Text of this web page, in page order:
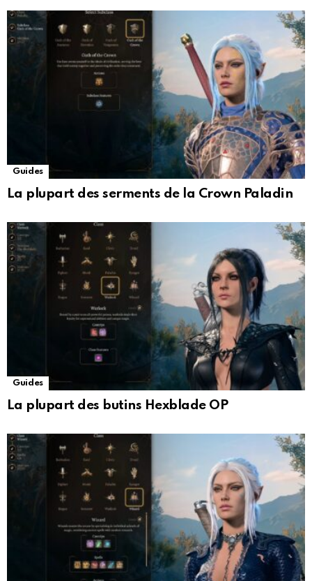
Guides
La plupart des serments de la Crown Paladin
Guides
La plupart des butins Hexblade OP